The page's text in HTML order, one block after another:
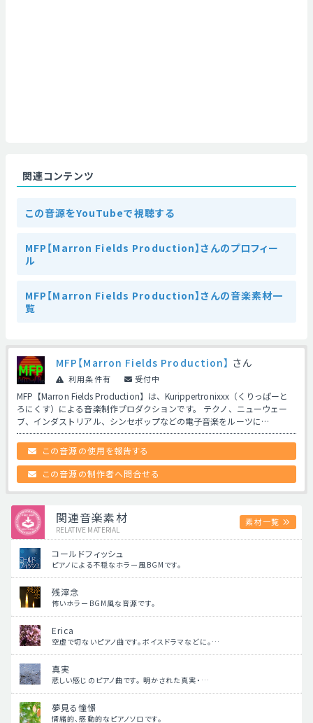
関連コンテンツ
この音源をYouTubeで視聴する
MFP【Marron Fields Production】さんのプロフィー
ル
MFP【Marron Fields Production】さんの音楽素材一
覧
MFP【Marron Fields Production】 さん
利用条件有 受付中
MFP【Marron Fields Production】は、Kurippertronixxx（くりっぱーと
ろにくす）による音楽制作プロダクションです。 テクノ、ニューウェー
ブ、インダストリアル、シンセポップなどの電子音楽をルーツに…
この音源の使用を報告する
この音源の制作者へ問合せる
関連音楽素材
RELATIVE MATERIAL
素材一覧
コールドフィッシュ
ピアノによる不穏なホラー風BGMです。
残滓念
怖いホラーBGM風な音源です。
Erica
空虚で切ないピアノ曲です。ボイスドラマなどに。…
真実
悲しい感じのピアノ曲です。 明かされた真実・…
夢見る憧憬
情緒的、感動的なピアノソロです。